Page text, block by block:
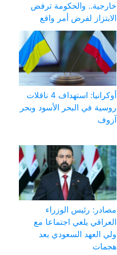
خارجية.. والحكومة ترفض
الابتزاز لفرض أمر واقع
أوكرانيا: استهداف 4 ناقلات
روسية في البحر الأسود وبحر
آزوف
مصادر: رئيس الوزراء
العراقي يلغي اجتماعا مع
ولي العهد السعودي بعد
هجمات